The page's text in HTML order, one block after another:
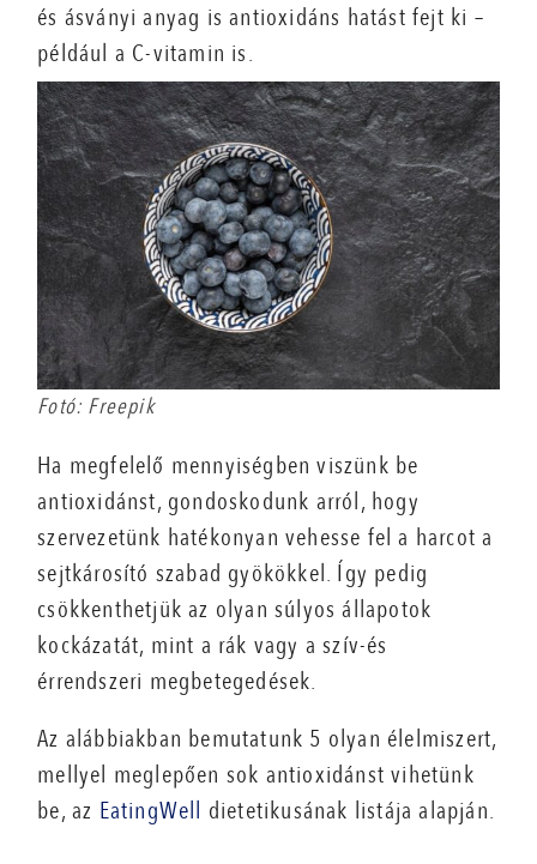
és ásványi anyag is antioxidáns hatást fejt ki –
például a C-vitamin is.
Fotó: Freepik
Ha megfelelő mennyiségben viszünk be
antioxidánst, gondoskodunk arról, hogy
szervezetünk hatékonyan vehesse fel a harcot a
sejtkárosító szabad gyökökkel. Így pedig
csökkenthetjük az olyan súlyos állapotok
kockázatát, mint a rák vagy a szív-és
érrendszeri megbetegedések.
Az alábbiakban bemutatunk 5 olyan élelmiszert,
mellyel meglepően sok antioxidánst vihetünk
be, az EatingWell dietetikusának listája alapján.